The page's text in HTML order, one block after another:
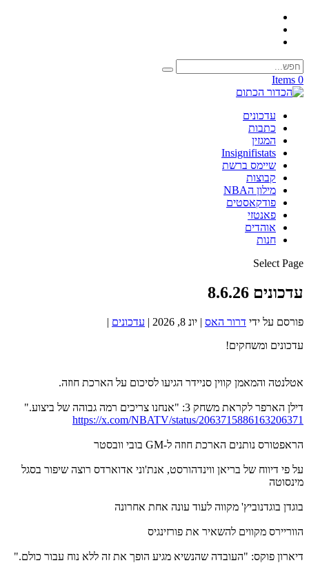
0 Items
עדכונים
כתבות
המגזין
Insignifistats
שיימס ברשת
קבוצות
מילון הNBA
פודקאסטים
פאנטזי
אוהדים
חנות
Select Page
עדכונים 8.6.26
פורסם על ידי דרור האס | יונ 8, 2026 | עדכונים |
עדכונים ומשחקים!
אטלנטה והמאמן קווין סניידר הגיעו לסיכום על הארכת חוזה.
דילן הארפר לקראת משחק 3: "אנחנו צריכים רמה גבוהה של ביצוע."
https://x.com/NBATV/status/2063715886163206371
הראפטורס נותנים הארכת חוזה ל-GM בובי וובסטר
על פי דיווח של בריאן ווינדהורסט, אנת'וני אדוארדס רוצה שיפור בסגל
מינסוטה
בוגדן בוגדנוביץ' מקווה לעוד עונה אחת אחרונה
הווריירס מקווים להשאיר את פורזינגיס
דיארון פוקס: "העובדה שהנשיא מגיע הופך את זה ללא נוח עבור כולם."